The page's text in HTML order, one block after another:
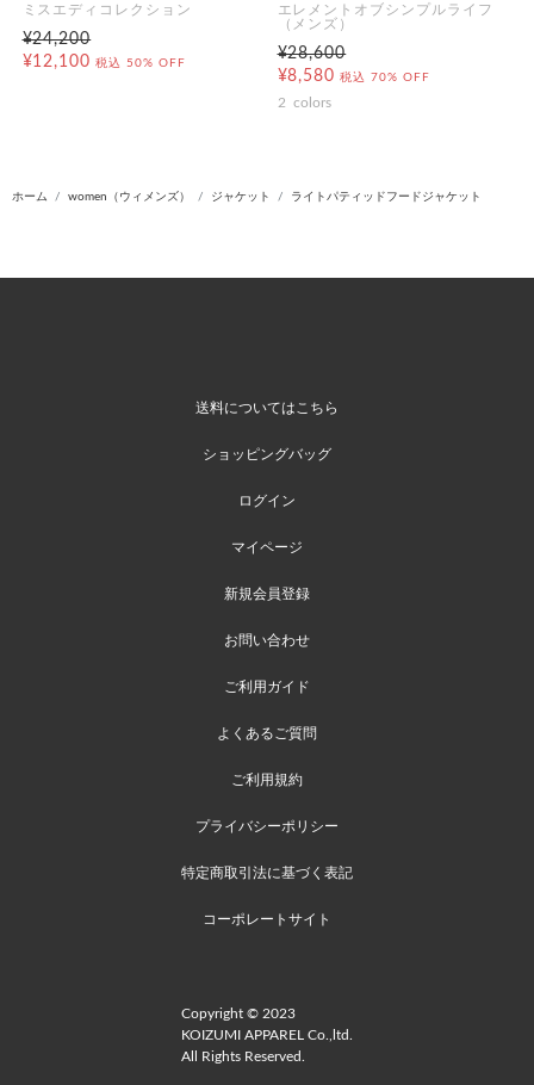
ミスエディコレクション
¥24,200
¥12,100 税込 50% OFF
エレメントオブシンプルライフ
（メンズ）
¥28,600
¥8,580 税込 70% OFF
2 colors
ホーム women（ウィメンズ） ジャケット ライトパティッドフードジャケット
送料についてはこちら
ショッピングバッグ
ログイン
マイページ
新規会員登録
お問い合わせ
ご利用ガイド
よくあるご質問
ご利用規約
プライバシーポリシー
特定商取引法に基づく表記
コーポレートサイト
Copyright © 2023
KOIZUMI APPAREL Co.,ltd.
All Rights Reserved.